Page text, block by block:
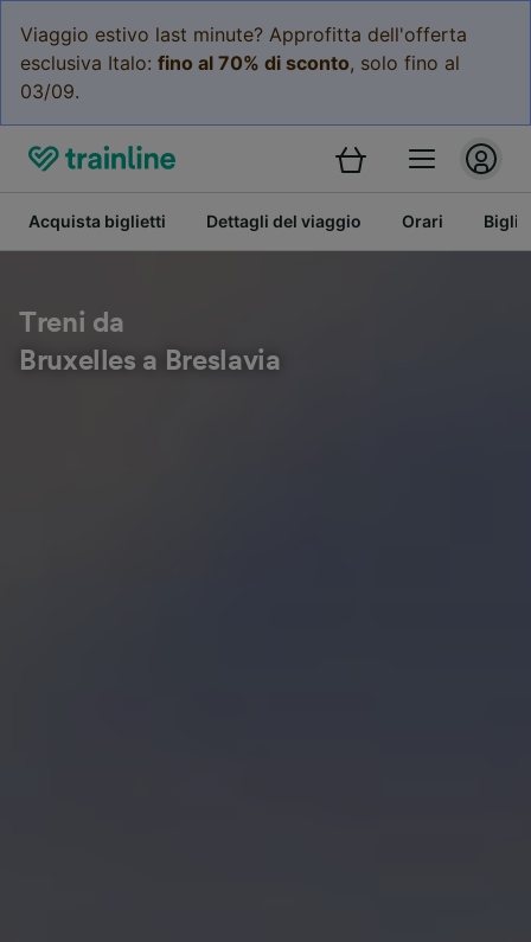
Viaggio estivo last minute? Approfitta dell'offerta
esclusiva Italo: fino al 70% di sconto, solo fino al
03/09.
Acquista biglietti Dettagli del viaggio Orari
Treni da
Bruxelles a Breslavia